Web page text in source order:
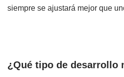
siempre se ajustará mejor que
¿Qué tipo de desarrollo